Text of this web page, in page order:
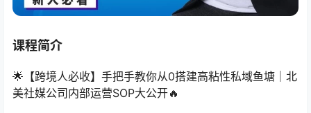
课程简介
🌟【跨境人必收】手把手教你从0搭建高粘性私域鱼塘｜北
美社媒公司内部运营SOP大公开🔥